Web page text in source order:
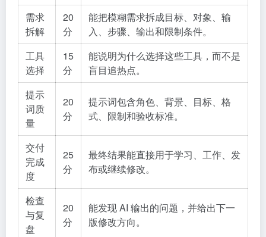
需求
拆解
20
分
能把模糊需求拆成目标、对象、输
入、步骤、输出和限制条件。
工具
选择
15
分
能说明为什么选择这些工具，而不是
盲目追热点。
提示
词质
量
20
分
提示词包含角色、背景、目标、格
式、限制和验收标准。
交付
完成
度
25
分
最终结果能直接用于学习、工作、发
布或继续修改。
检查
与复
盘
20
分
能发现 AI 输出的问题，并给出下一
版修改方向。